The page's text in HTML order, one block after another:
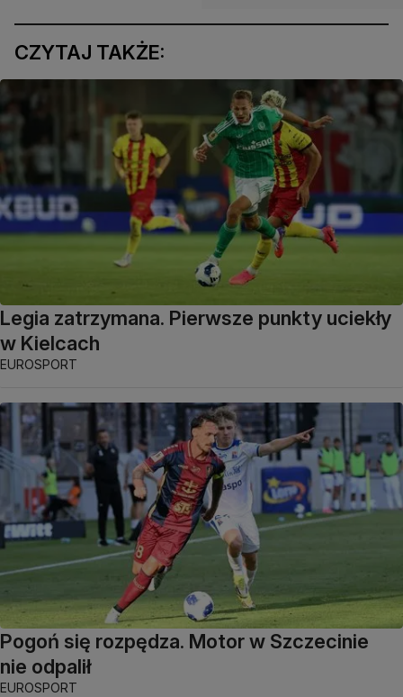
CZYTAJ TAKŻE:
Legia zatrzymana. Pierwsze punkty uciekły
w Kielcach
EUROSPORT
Pogoń się rozpędza. Motor w Szczecinie
nie odpalił
EUROSPORT